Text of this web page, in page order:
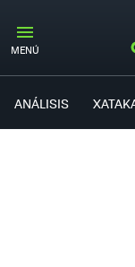
MENÚ
ANÁLISIS